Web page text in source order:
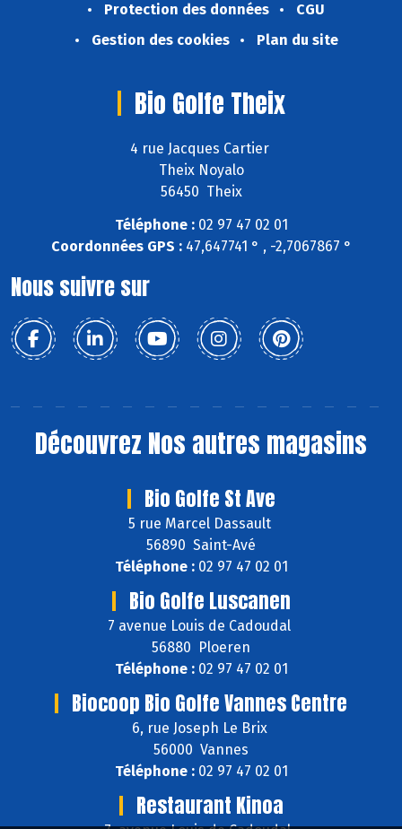
Protection des données
CGU
Gestion des cookies
Plan du site
Bio Golfe Theix
4 rue Jacques Cartier
Theix Noyalo
56450 Theix
Téléphone :02 97 47 02 01
Coordonnées GPS :47,647741 ° , -2,7067867 °
Nous suivre sur
Découvrez Nos autres magasins
Bio Golfe St Ave
5 rue Marcel Dassault
56890 Saint-Avé
Téléphone :02 97 47 02 01
Bio Golfe Luscanen
7 avenue Louis de Cadoudal
56880 Ploeren
Téléphone :02 97 47 02 01
Biocoop Bio Golfe Vannes Centre
6, rue Joseph Le Brix
56000 Vannes
Téléphone :02 97 47 02 01
Restaurant Kinoa